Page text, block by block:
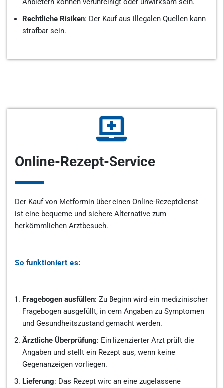
Anbietern können verunreinigt oder unwirksam sein.
Rechtliche Risiken: Der Kauf aus illegalen Quellen kann
strafbar sein.
Online-Rezept-Service
Der Kauf von Metformin über einen Online-Rezeptdienst
ist eine bequeme und sichere Alternative zum
herkömmlichen Arztbesuch.
So funktioniert es:
Fragebogen ausfüllen: Zu Beginn wird ein medizinischer
Fragebogen ausgefüllt, in dem Angaben zu Symptomen
und Gesundheitszustand gemacht werden.
Ärztliche Überprüfung: Ein lizenzierter Arzt prüft die
Angaben und stellt ein Rezept aus, wenn keine
Gegenanzeigen vorliegen.
Lieferung: Das Rezept wird an eine zugelassene